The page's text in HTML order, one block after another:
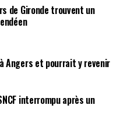
de Gironde trouvent un
Angers et pourrait y revenir
interrompu après un